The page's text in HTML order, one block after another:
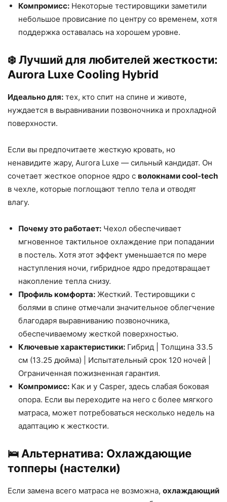
Компромисс: Некоторые тестировщики заметили
небольшое провисание по центру со временем, хотя
поддержка оставалась на хорошем уровне.
❄️ Лучший для любителей жесткости:
Aurora Luxe Cooling Hybrid
Идеально для: тех, кто спит на спине и животе,
нуждается в выравнивании позвоночника и прохладной
поверхности.
Если вы предпочитаете жесткую кровать, но
ненавидите жару, Aurora Luxe — сильный кандидат. Он
сочетает жесткое опорное ядро с волокнами cool-tech
в чехле, которые поглощают тепло тела и отводят
влагу.
Почему это работает: Чехол обеспечивает
мгновенное тактильное охлаждение при попадании
в постель. Хотя этот эффект уменьшается по мере
наступления ночи, гибридное ядро предотвращает
накопление тепла снизу.
Профиль комфорта: Жесткий. Тестировщики с
болями в спине отмечали значительное облегчение
благодаря выравниванию позвоночника,
обеспечиваемому жесткой поверхностью.
Ключевые характеристики: Гибрид | Толщина 33.5
см (13.25 дюйма) | Испытательный срок 120 ночей |
Ограниченная пожизненная гарантия.
Компромисс: Как и у Casper, здесь слабая боковая
опора. Если вы переходите на него с более мягкого
матраса, может потребоваться несколько недель на
адаптацию к жесткости.
🛌 Альтернатива: Охлаждающие
топперы (настелки)
Если замена всего матраса не возможна, охлаждающий